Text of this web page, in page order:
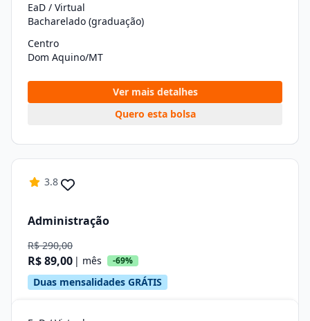
EaD / Virtual
Bacharelado (graduação)
Centro
Dom Aquino/MT
Ver mais detalhes
Quero esta bolsa
3.8
Administração
R$ 290,00
R$ 89,00 | mês -69%
Duas mensalidades GRÁTIS